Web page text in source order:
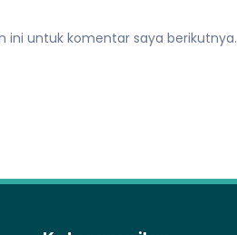
ini untuk komentar saya berikutnya.